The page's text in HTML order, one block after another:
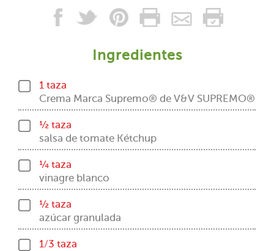
Ingredientes
1 taza
Crema Marca Supremo® de V&V SUPREMO®
½ taza
salsa de tomate Kétchup
¼ taza
vinagre blanco
½ taza
azúcar granulada
1/3 taza